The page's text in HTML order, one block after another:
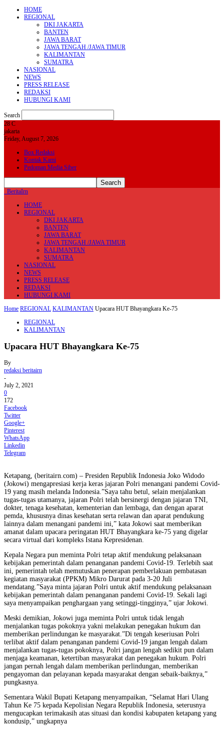
HOME
REGIONAL
DKI JAKARTA
BANTEN
JAWA BARAT
JAWA TENGAH /JAWA TIMUR
KALIMANTAN
SUMATRA
NASIONAL
NEWS
PRESS RELEASE
REDAKSI
HUBUNGI KAMI
Search
28 C
jakarta
Friday, August 7, 2026
Box Redaksi
Kontak Kami
Pedoman Media Siber
BeritaIrn
HOME
REGIONAL
DKI JAKARTA
BANTEN
JAWA BARAT
JAWA TENGAH /JAWA TIMUR
KALIMANTAN
SUMATRA
NASIONAL
NEWS
PRESS RELEASE
REDAKSI
HUBUNGI KAMI
Home REGIONAL KALIMANTAN Upacara HUT Bhayangkara Ke-75
REGIONAL
KALIMANTAN
Upacara HUT Bhayangkara Ke-75
By
redaksi beritairn
-
July 2, 2021
0
172
Facebook
Twitter
Google+
Pinterest
WhatsApp
Linkedin
Telegram
Ketapang, (beritairn.com) – Presiden Republik Indonesia Joko Widodo
(Jokowi) mengapresiasi kerja keras jajaran Polri menangani pandemi Covid-
19 yang masih melanda Indonesia.”Saya tahu betul, selain menjalankan
tugas-tugas utamanya, jajaran Polri telah bersinergi dengan jajaran TNI,
dokter, tenaga kesehatan, kementerian dan lembaga, dan dengan aparat
pemda, khususnya dinas kesehatan serta relawan dan aparat pendukung
lainnya dalam menangani pandemi ini,” kata Jokowi saat memberikan
amanat dalam upacara peringatan HUT Bhayangkara ke-75 yang digelar
secara virtual dari kompleks Istana Kepresidenan.
Kepala Negara pun meminta Polri tetap aktif mendukung pelaksanaan
kebijakan pemerintah dalam penanganan pandemi Covid-19. Terlebih saat
ini, pemerintah telah memutuskan penerapan pemberlakuan pembatasan
kegiatan masyarakat (PPKM) Mikro Darurat pada 3-20 Juli
mendatang.”Saya minta jajaran Polri untuk aktif mendukung pelaksanaan
kebijakan pemerintah dalam penanganan pandemi Covid-19. Sekali lagi
saya menyampaikan penghargaan yang setinggi-tingginya,” ujar Jokowi.
Meski demikian, Jokowi juga meminta Polri untuk tidak lengah
menjalankan tugas pokoknya yakni melakukan penegakan hukum dan
memberikan perlindungan ke masyarakat.”Di tengah keseriusan Polri
terlibat aktif dalam penanganan pandemi Covid-19 jangan lengah dalam
menjalankan tugas-tugas pokoknya, Polri jangan lengah sedikit pun dalam
menjaga keamanan, ketertiban masyarakat dan penegakan hukum. Polri
jangan pernah lengah dalam memberikan perlindungan, memberikan
pengayoman dan pelayanan kepada masyarakat dengan sebaik-baiknya,”
pungkasnya.
Sementara Wakil Bupati Ketapang menyampaikan, “Selamat Hari Ulang
Tahun Ke 75 kepada Kepolisian Negara Republik Indonesia, seterusnya
mengucapkan terimakasih atas situasi dan kondisi kabupaten ketapang yang
kondusip,” ungkapnya